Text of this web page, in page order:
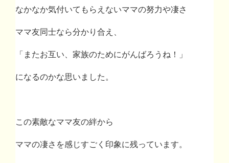
なかなか気付いてもらえないママの努力や凄さ
ママ友同士なら分かり合え、
「またお互い、家族のためにがんばろうね！」
になるのかな思いました。
この素敵なママ友の絆から
ママの凄さを感じすごく印象に残っています。